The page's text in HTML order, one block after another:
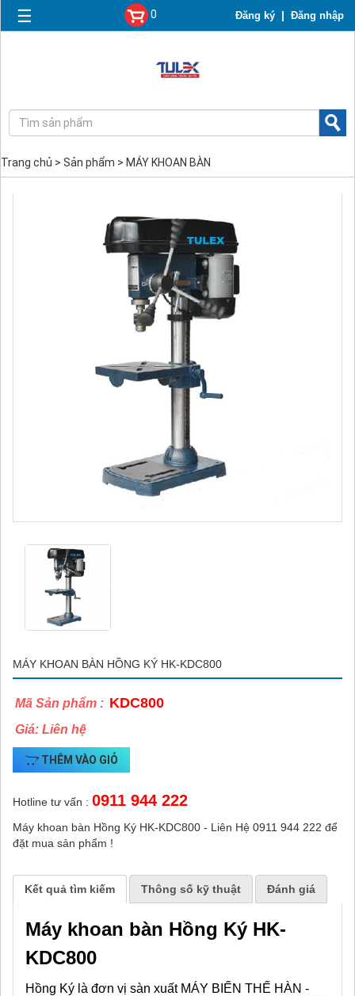
☰ Đăng ký| Đăng nhập
0
Trang chủ > Sản phẩm > MÁY KHOAN BÀN
MÁY KHOAN BÀN HỒNG KÝ HK-KDC800
Mã Sản phẩm : KDC800
Giá: Liên hệ
THÊM VÀO GIỎ
Hotline tư vấn : 0911 944 222
Máy khoan bàn Hồng Ký HK-KDC800 - Liên Hệ 0911 944 222 để
đặt mua sản phẩm !
Kết quả tìm kiếm Thông số kỹ thuật Đánh giá
Máy khoan bàn Hồng Ký HK-
KDC800
Hồng Ký là đơn vị sàn xuất MÁY BIẾN THẾ HÀN -